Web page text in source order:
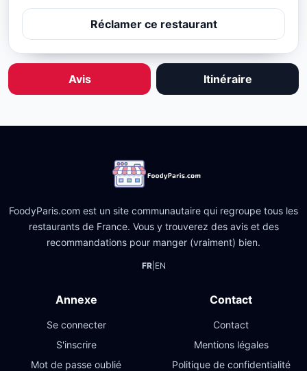
Réclamer ce restaurant
Avis Itinéraire
FoodyParis.com est un site communautaire qui regroupe tous les
restaurants de France. Vous y trouverez des avis et des
recommandations pour manger (vraiment) bien.
FR| EN
Annexe
Se connecter
S'inscrire
Mot de passe oublié
Contact
Contact
Mentions légales
Politique de confidentialité